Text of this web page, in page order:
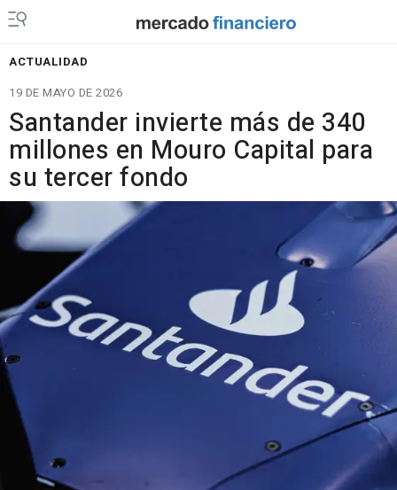
ACTUALIDAD
19 DE MAYO DE 2026
Santander invierte más de 340
millones en Mouro Capital para
su tercer fondo